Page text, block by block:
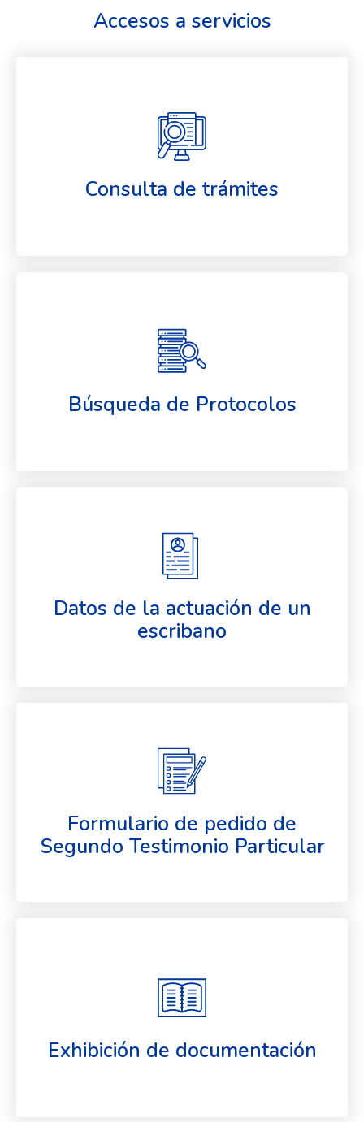
Accesos a servicios
Consulta de trámites
Búsqueda de Protocolos
Datos de la actuación de un
escribano
Formulario de pedido de
Segundo Testimonio Particular
Exhibición de documentación